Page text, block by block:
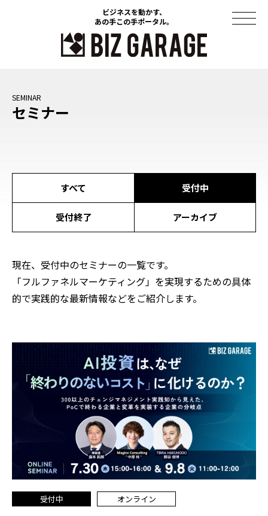
ビジネスを動かす、
あの手この手ポータル。
ビジネスを動かす、
あの手この手ポータル。
ソリューション
資料ダウンロード
セミナー
すべて 受付中
受付終了 アーカイブ
現在、受付中のセミナーの一覧です。
「フルファネルマーケティング」を実現するための具体
的で実践的な最新情報などをご紹介します。
受付中 オンライン